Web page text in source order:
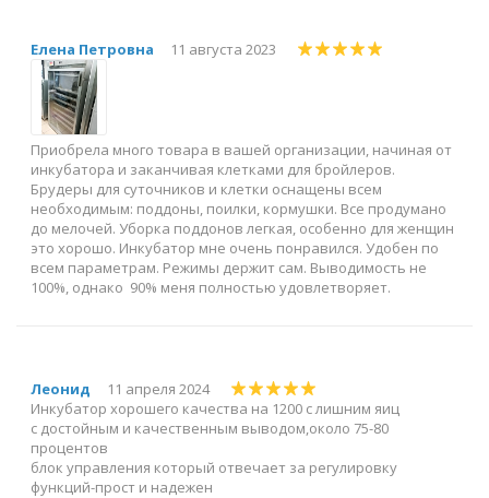
Елена Петровна 11 августа 2023
Приобрела много товара в вашей организации, начиная от
инкубатора и заканчивая клетками для бройлеров.
Брудеры для суточников и клетки оснащены всем
необходимым: поддоны, поилки, кормушки. Все продумано
до мелочей. Уборка поддонов легкая, особенно для женщин
это хорошо. Инкубатор мне очень понравился. Удобен по
всем параметрам. Режимы держит сам. Выводимость не
100%, однако 90% меня полностью удовлетворяет.
Леонид
11 апреля 2024
Инкубатор хорошего качества на 1200 с лишним яиц
с достойным и качественным выводом,около 75-80
процентов
блок управления который отвечает за регулировку
функций-прост и надежен